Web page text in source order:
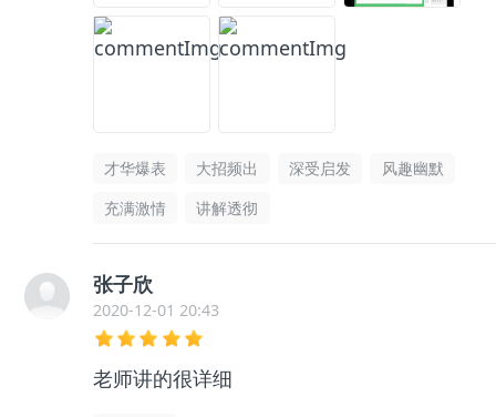
才华爆表 大招频出 深受启发
风趣幽默
充满激情
讲解透彻
张子欣
2020-12-01 20:43
老师讲的很详细